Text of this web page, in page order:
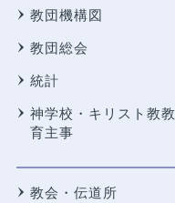
教団機構図
教団総会
統計
神学校・キリスト教教
育主事
教会・伝道所